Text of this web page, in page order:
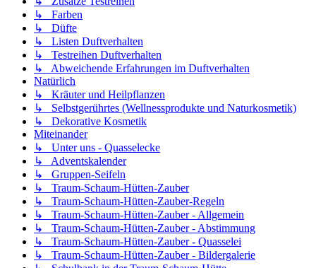
↳ Farben
↳ Düfte
↳ Listen Duftverhalten
↳ Testreihen Duftverhalten
↳ Abweichende Erfahrungen im Duftverhalten
Natürlich
↳ Kräuter und Heilpflanzen
↳ Selbstgerührtes (Wellnessprodukte und Naturkosmetik)
↳ Dekorative Kosmetik
Miteinander
↳ Unter uns - Quasselecke
↳ Adventskalender
↳ Gruppen-Seifeln
↳ Traum-Schaum-Hütten-Zauber
↳ Traum-Schaum-Hütten-Zauber-Regeln
↳ Traum-Schaum-Hütten-Zauber - Allgemein
↳ Traum-Schaum-Hütten-Zauber - Abstimmung
↳ Traum-Schaum-Hütten-Zauber - Quasselei
↳ Traum-Schaum-Hütten-Zauber - Bildergalerie